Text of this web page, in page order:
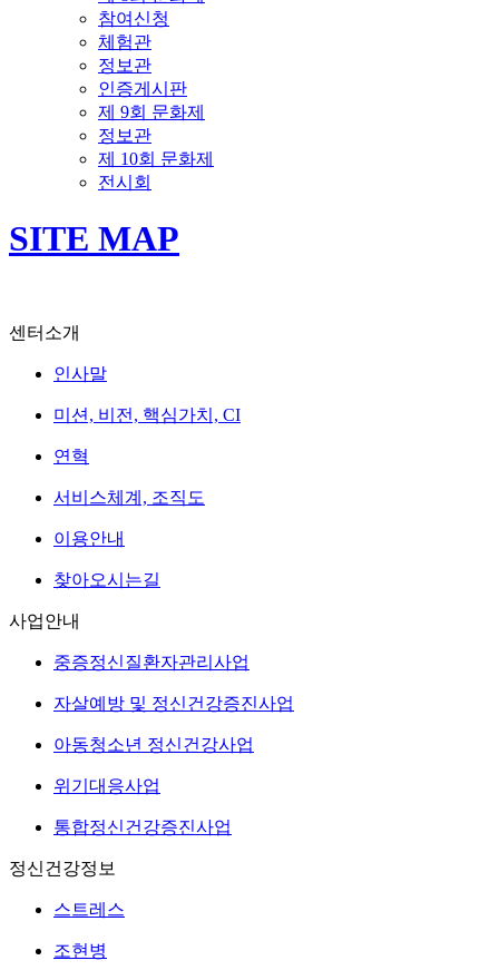
참여신청
체험관
정보관
인증게시판
제 9회 문화제
정보관
제 10회 문화제
전시회
SITE MAP
센터소개
인사말
미션, 비전, 핵심가치, CI
연혁
서비스체계, 조직도
이용안내
찾아오시는길
사업안내
중증정신질환자관리사업
자살예방 및 정신건강증진사업
아동청소년 정신건강사업
위기대응사업
통합정신건강증진사업
정신건강정보
스트레스
조현병